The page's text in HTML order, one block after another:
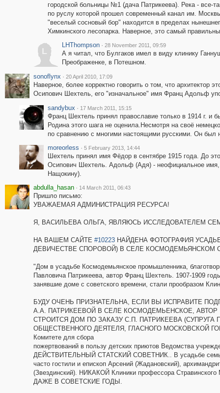
городской больницы №1 (дача Патрикеева). Река - все-
по руслу которой прошел современный канал им.
"веселый сосновый бор" находится в пределах
Химкинского лесопарка. Наверное, это самый
L
LHThompson · 28 November 2011, 09:59
А я читал, что Булгаков имел в виду клинику
Преображенке, в Потешном.
sonoflynx · 20 April 2010, 17:09
Наверное, более корректно говорить о том, что архитектор
Осипович Шехтель, его "изначальное" имя Франц Адольф
sandybux · 17 March 2011, 15:15
Франц Шехтель принял православие только в 1914 г. и
Родина этого шага не оценила.Несмотря на своё
по сравнению с многими настоящими русскими. Он был
moreorless · 5 February 2013, 14:44
Шехтель принял имя Фёдор в сентябре 1915 года. До
Осипович Шехтель. Адольф (Адя) - неофициальное имя,
Нащокину).
abdulla_hasan · 14 March 2011, 06:43
Пришлo письмо:
УВАЖАЕМАЯ АДМИНИСТРАЦИЯ РЕСУРСА!
Я, ВАСИЛЬЕВА ОЛЬГА, ЯВЛЯЮСЬ ИССЛЕДОВАТЕЛЕМ
НА ВАШЕМ САЙТЕ #10223НАЙДЕНА ФОТОГРАФИЯ
ДЕВИЧЕСТВЕ СПОРОВОЙ) В СЕЛЕ КОСМОДЕМЬЯНСКОМ
"Дом в усадьбе Космодемьянское промышленника,
Павловича Патрикеева, автор Франц Шехтель. 1907-1909
занявшие доме с советского времени, стали прообразом
БУДУ ОЧЕНЬ ПРИЗНАТЕЛЬНА, ЕСЛИ ВЫ ИСПРАВИТЕ
А.А. ПАТРИКЕЕВОЙ В СЕЛЕ КОСМОДЕМЬЕНСКОЕ, АВТОР
СТРОИТСЯ ДОМ ПО ЗАКАЗУ С.П. ПАТРИКЕЕВА (СУПРУГА
ОБЩЕСТВЕННОГО ДЕЯТЕЛЯ, ГЛАСНОГО МОСКОВСКОЙ
Комитете для сбора
пожертвований в пользу детских приютов Ведомства
ДЕЙСТВИТЕЛЬНЫЙ СТАТСКИЙ СОВЕТНИК.. В усадьбе семья
часто гостили и епископ Арсений (Жадановский),
(Звездинский). НИКАКОЙ Клиники профессора
ДАЖЕ В СОВЕТСКИЕ ГОДЫ.